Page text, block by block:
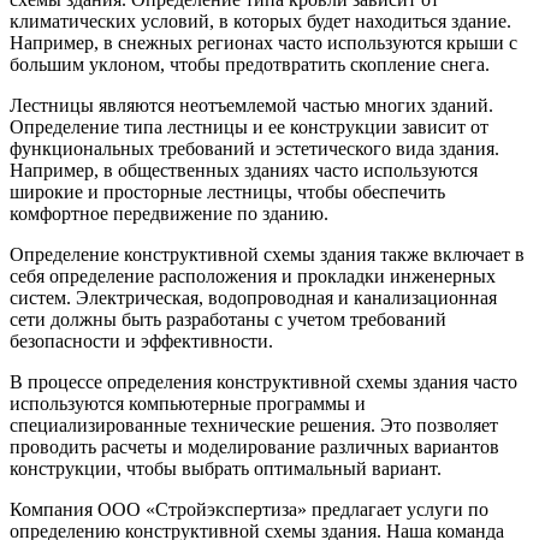
климатических условий, в которых будет находиться здание.
Например, в снежных регионах часто используются крыши с
большим уклоном, чтобы предотвратить скопление снега.
Лестницы являются неотъемлемой частью многих зданий.
Определение типа лестницы и ее конструкции зависит от
функциональных требований и эстетического вида здания.
Например, в общественных зданиях часто используются
широкие и просторные лестницы, чтобы обеспечить
комфортное передвижение по зданию.
Определение конструктивной схемы здания также включает в
себя определение расположения и прокладки инженерных
систем. Электрическая, водопроводная и канализационная
сети должны быть разработаны с учетом требований
безопасности и эффективности.
В процессе определения конструктивной схемы здания часто
используются компьютерные программы и
специализированные технические решения. Это позволяет
проводить расчеты и моделирование различных вариантов
конструкции, чтобы выбрать оптимальный вариант.
Компания ООО «Стройэкспертиза» предлагает услуги по
определению конструктивной схемы здания. Наша команда